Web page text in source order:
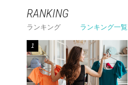
RANKING
ランキング ランキング一覧
1